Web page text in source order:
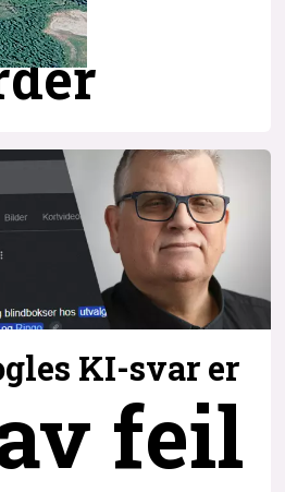
KI-svar er
feil